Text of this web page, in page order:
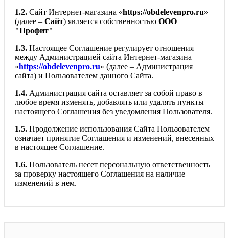
1.2. Сайт Интернет-магазина «https://obdelevenpro.ru»
(далее – Сайт) является собственностью ООО
"Профит"
1.3. Настоящее Соглашение регулирует отношения
между Администрацией сайта Интернет-магазина
«https://obdelevenpro.ru» (далее – Администрация
сайта) и Пользователем данного Сайта.
1.4. Администрация сайта оставляет за собой право в
любое время изменять, добавлять или удалять пункты
настоящего Соглашения без уведомления Пользователя.
1.5. Продолжение использования Сайта Пользователем
означает принятие Соглашения и изменений, внесенных
в настоящее Соглашение.
1.6. Пользователь несет персональную ответственность
за проверку настоящего Соглашения на наличие
изменений в нем.